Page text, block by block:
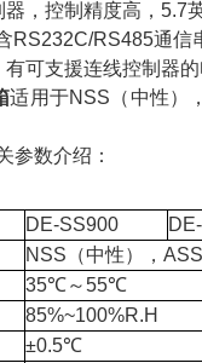
，控制精度高，5.7
RS232C/RS485通
可支援连线控制器
适用于NSS（中性）
参数介绍：
DE-SS900
NSS（中性），
35℃～55℃
85%~100%R.H
±0.5℃